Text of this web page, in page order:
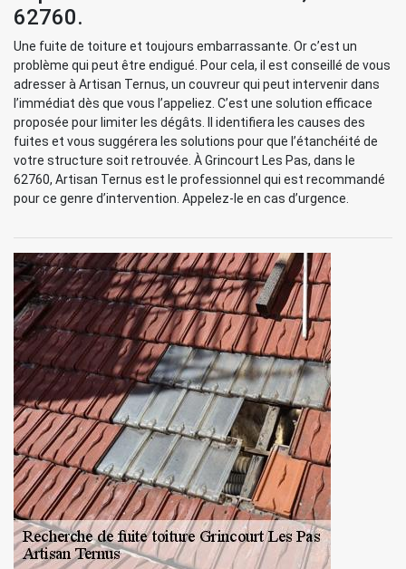
62760.
Une fuite de toiture et toujours embarrassante. Or c’est un
problème qui peut être endigué. Pour cela, il est conseillé de vous
adresser à Artisan Ternus, un couvreur qui peut intervenir dans
l’immédiat dès que vous l’appeliez. C’est une solution efficace
proposée pour limiter les dégâts. Il identifiera les causes des
fuites et vous suggérera les solutions pour que l’étanchéité de
votre structure soit retrouvée. À Grincourt Les Pas, dans le
62760, Artisan Ternus est le professionnel qui est recommandé
pour ce genre d’intervention. Appelez-le en cas d’urgence.